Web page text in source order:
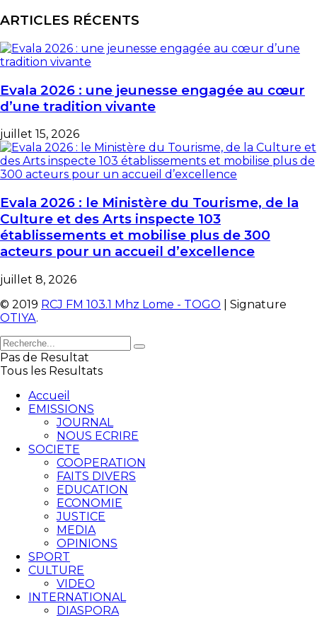
ARTICLES RÉCENTS
Evala 2026 : une jeunesse engagée au cœur
d’une tradition vivante
juillet 15, 2026
Evala 2026 : le Ministère du Tourisme, de la
Culture et des Arts inspecte 103
établissements et mobilise plus de 300
acteurs pour un accueil d’excellence
juillet 8, 2026
© 2019 RCJ FM 103.1 Mhz Lome - TOGO | Signature
OTIYA.
Pas de Resultat
Tous les Resultats
Accueil
EMISSIONS
JOURNAL
NOUS ECRIRE
SOCIETE
COOPERATION
FAITS DIVERS
EDUCATION
ECONOMIE
JUSTICE
MEDIA
OPINIONS
SPORT
CULTURE
VIDEO
INTERNATIONAL
DIASPORA